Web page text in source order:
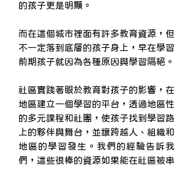
的孩子更是明顯。
而在這個城市裡面有許多教育資源，但
不一定落到底層的孩子身上，早在學習
前期孩子就因為各種原因與學習隔絕。
社區實踐著眼於教育對孩子的影響，在
地區建立一個學習的平台，透過地區性
的多元課程和社團，使孩子找到學習路
上的夥伴與舞台，並讓跨越人、組織和
地區的學習發生。我們的經驗告訴我
們，這些很棒的資源如果能在社區被串